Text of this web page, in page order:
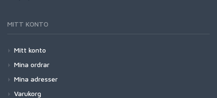
MITT KONTO
Mitt konto
Mina ordrar
Mina adresser
Varukorg